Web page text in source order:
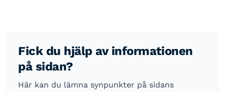
Fick du hjälp av informationen
på sidan?
Här kan du lämna synpunkter på sidans